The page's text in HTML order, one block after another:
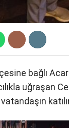
bağlı
uğraşan